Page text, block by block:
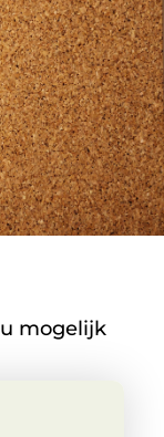
mogelijk